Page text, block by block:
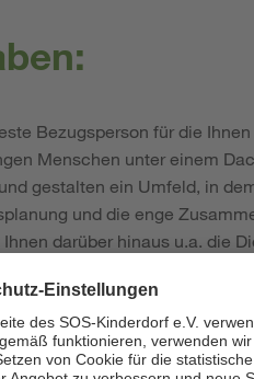
Bezugsperson für die
Menschen unter einem
gestalten ein Umfeld, in
und die enge
darüber hinaus u.a. die
die Verwaltung des
uns